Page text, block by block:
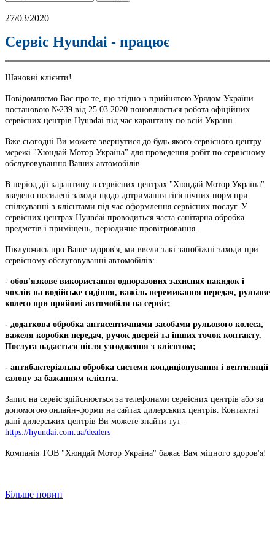
27/03/2020
Сервіс Hyundai - працює
Шановні клієнти!
Повідомляємо Вас про те, що згідно з прийнятою Урядом України
постановою №239 від 25.03.2020 поновлюється робота офіційних
сервісних центрів Hyundai під час карантину по всій Україні.
Вже сьогодні Ви можете звернутися до будь-якого сервісного центру
мережі "Хюндай Мотор Україна" для проведення робіт по сервісному
обслуговуванню Ваших автомобілів.
В період дії карантину в сервісних центрах "Хюндай Мотор Україна"
введено посилені заходи щодо дотримання гігієнічних норм при
спілкуванні з клієнтами під час оформлення сервісних послуг. У
сервісних центрах Hyundai проводиться часта санітарна обробка
предметів і приміщень, періодичне провітрювання.
Піклуючись про Ваше здоров'я, ми ввели такі запобіжні заходи при
сервісному обслуговуванні автомобілів:
- обов'язкове використання одноразових захисних накидок і
чохлів на водійське сидіння, важіль перемикання передач, рульове
колесо при прийомі автомобіля на сервіс;
- додаткова обробка антисептичними засобами рульового колеса,
важеля коробки передач, ручок дверей та інших точок контакту.
Послуга надається після узгодження з клієнтом;
- антибактеріальна обробка системи кондиціонування і вентиляції
салону за бажанням клієнта.
Запис на сервіс здійснюється за телефонами сервісних центрів або за
допомогою онлайн-форми на сайтах дилерських центрів. Контактні
дані дилерських центрів Ви можете знайти тут -
https://hyundai.com.ua/dealers
Компанія ТОВ "Хюндай Мотор Україна" бажає Вам міцного здоров'я!
Більше новин